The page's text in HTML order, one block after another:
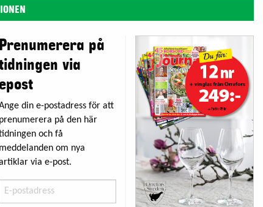
Prenumerera på
via
din e-postadress för att
prenumerera på den här
och få
meddelanden om nya
via e-post.